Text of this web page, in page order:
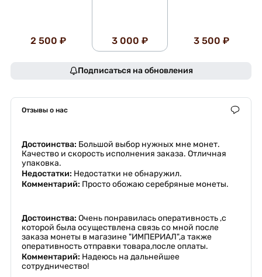
2 500 ₽ 3 000 ₽ 3 500 ₽
Подписаться на обновления
Отзывы о нас
Достоинства: Большой выбор нужных мне монет.
Качество и скорость исполнения заказа. Отличная
упаковка.
Недостатки: Недостатки не обнаружил.
Комментарий: Просто обожаю серебряные монеты.
Достоинства: Очень понравилась оперативность ,с
которой была осуществлена связь со мной после
заказа монеты в магазине "ИМПЕРИАЛ",а также
оперативность отправки товара,после оплаты.
Комментарий: Надеюсь на дальнейшее
сотрудничество!